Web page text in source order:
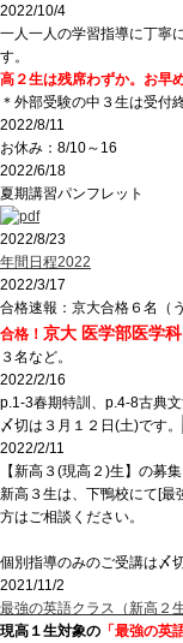
2022/10/4
一人一人の学習指導に丁寧
す。
高２生は残席わずか。お早
＊外部受験の中３生は受付終
2022/8/11
お休み：8/10～16
2022/6/18
夏期講習パンフレット
2022/8/23
年間日程2022
2022/3/17
合格速報：京大合格６名（
合格！ 京大 医学部医学
３名など。
2022/2/16
p.1-3春期特訓、p.4-8古典文
〆切は３月１２日(土)です。
2022/2/11
【新高３(現高２)生】の募
新高３生は、下鴨校にて[最
方はご相談ください。
個別指導のみのご受講は〆
2021/11/2
最強の英語クラス（新高２
現高１生対象の 「最強の英